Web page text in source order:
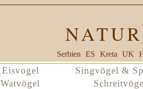
Serbien ES Kreta UK
Eisvogel
Singvögel &
Watvögel